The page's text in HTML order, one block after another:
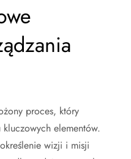
proces, który
elementów.
wizji i misji